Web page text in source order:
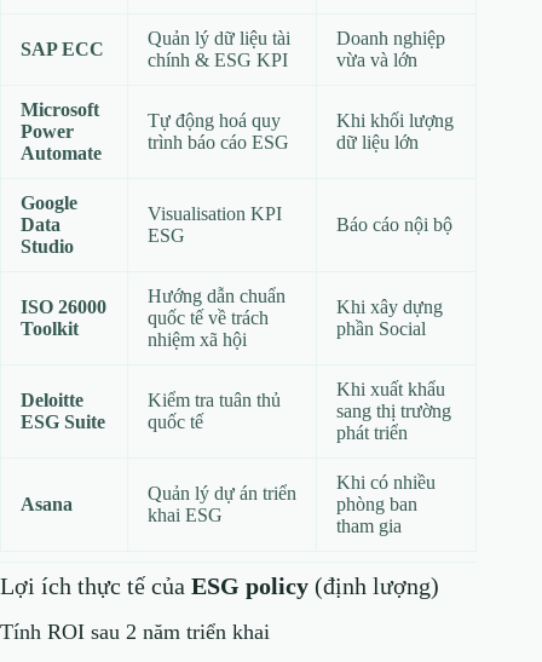
SAP ECC
Quản lý dữ liệu tài
chính & ESG KPI
Doanh nghiệp
vừa và lớn
Microsoft
Power
Automate
Tự động hoá quy
trình báo cáo ESG
Khi khối lượng
dữ liệu lớn
Google
Data
Studio
Visualisation KPI
ESG
Báo cáo nội bộ
ISO 26000
Toolkit
Hướng dẫn chuẩn
quốc tế về trách
nhiệm xã hội
Khi xây dựng
phần Social
Deloitte
ESG Suite
Kiểm tra tuân thủ
quốc tế
Khi xuất khẩu
sang thị trường
phát triển
Asana
Quản lý dự án triển
khai ESG
Khi có nhiều
phòng ban
tham gia
Lợi ích thực tế của ESG policy (định lượng)
Tính ROI sau 2 năm triển khai